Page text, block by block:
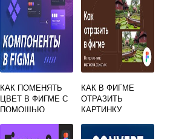
КАК ПОМЕНЯТЬ
ЦВЕТ В ФИГМЕ С
ПОМОЩЬЮ
КАК В ФИГМЕ
ОТРАЗИТЬ
КАРТИНКУ